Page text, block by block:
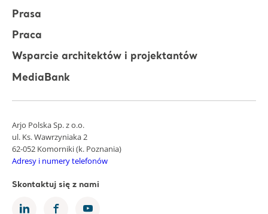
Prasa
Praca
Wsparcie architektów i projektantów
MediaBank
Arjo Polska Sp. z o.o.
ul. Ks. Wawrzyniaka 2
62-052 Komorniki (k. Poznania)
Adresy i numery telefonów
Skontaktuj się z nami